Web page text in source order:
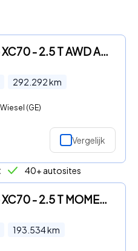
Volvo XC70 - 2.5 T AWD AUTOMAAT YOUNGTIMER 7-persoons
292.292km
(GE)
Vergelijk
40+ autosites
Volvo XC70 - 2.5 T MOMENTUM
193.534km